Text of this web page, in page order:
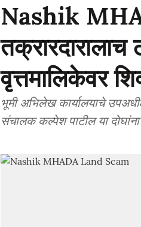
Nashik
तक्रारदारालाच
वृत्तमालिकेवर
भूमी अभिलेख कार्यालयाचे
संचालक कल्पेश पाटील या